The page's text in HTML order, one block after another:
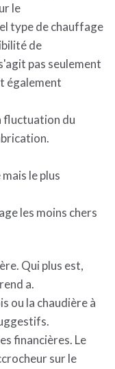
le
type de chauffage
de
pas seulement
également
fluctuation du
le plus
les moins chers
Qui plus est,
a.
ou la chaudière à
financières. Le
sur le